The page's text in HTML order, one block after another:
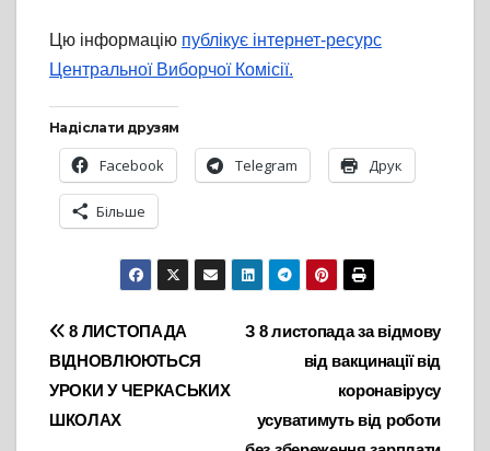
Цю інформацію публікує інтернет-ресурс
Центральної Виборчої Комісії.
Надіслати друзям
Facebook Telegram Друк
Більше
Навігація
записів
З 8 листопада за відмову
від вакцинації від
коронавірусу
усуватимуть від роботи
8 ЛИСТОПАДА
ВІДНОВЛЮЮТЬСЯ
УРОКИ У ЧЕРКАСЬКИХ
ШКОЛАХ